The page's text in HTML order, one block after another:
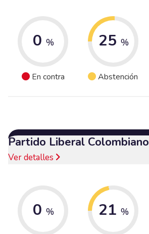
0 %
En contra
25 %
Abstención
Partido Liberal Colombiano
Ver detalles
0 % 21 %